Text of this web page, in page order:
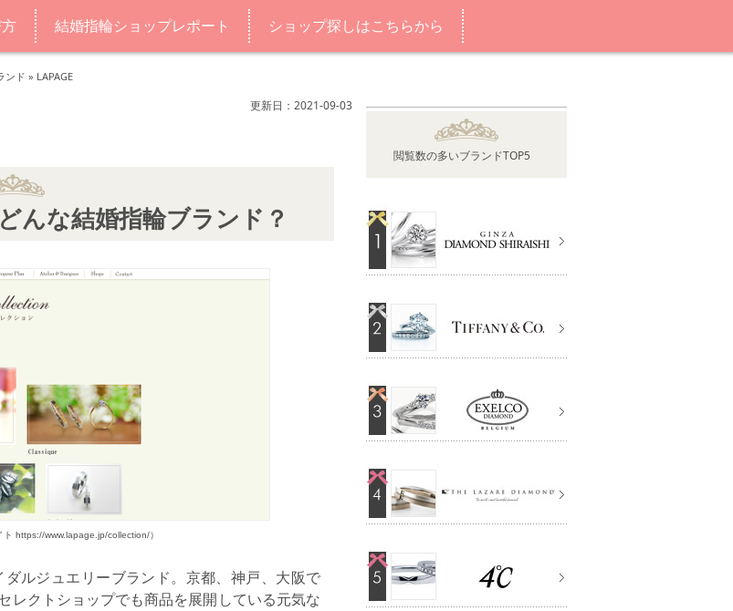
結婚指輪ショップレポート ショップ探しはこちらから
ンド » LAPAGE
更新日：2021-09-03
んな結婚指輪ブランド？
ト https://www.lapage.jp/collection/）
ルジュエリーブランド。京都、神戸、大阪で
レクトショップでも商品を展開している元気な
閲覧数の多いブランドTOP5